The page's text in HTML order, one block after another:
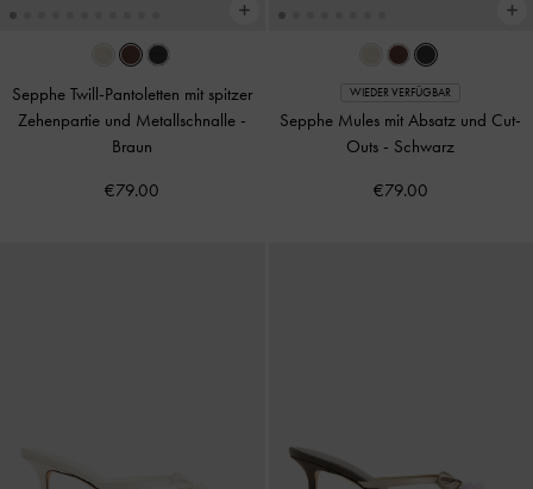
Sepphe Twill-Pantoletten mit spitzer
Zehenpartie und Metallschnalle -
Braun
€79.00
WIEDER VERFÜGBAR
Sepphe Mules mit Absatz und Cut-
Outs - Schwarz
€79.00